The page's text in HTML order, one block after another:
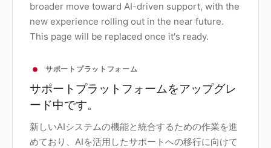
broader move toward AI-driven support, with the
new experience rolling out in the near future.
This page will be replaced once it's ready.
サポートプラットフォーム
サポートプラットフォームをアップグレ
ード中です。
新しいAIシステムの機能と統合するための作業を進
めており、AIを活用したサポートへの移行に向けて